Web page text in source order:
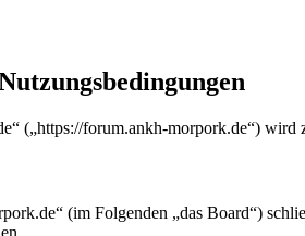
(„https://forum.ankh-morpork.de“) wird
(im Folgenden „das Board“)